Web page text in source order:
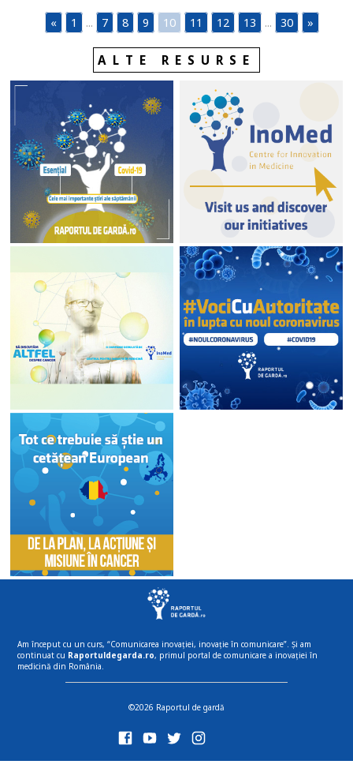
« 1 ... 7 8 9 10 11 12 13 ... 30 »
ALTE RESURSE
Am început cu un curs, “Comunicarea inovației, inovație în comunicare”. Și am
continuat cu Raportuldegarda.ro, primul portal de comunicare a inovației în
medicină din România.
©2026 Raportul de gardă